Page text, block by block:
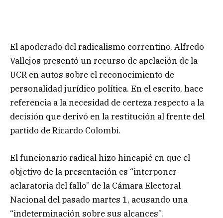
El apoderado del radicalismo correntino, Alfredo
Vallejos presentó un recurso de apelación de la
UCR en autos sobre el reconocimiento de
personalidad jurídico política. En el escrito, hace
referencia a la necesidad de certeza respecto a la
decisión que derivó en la restitución al frente del
partido de Ricardo Colombi.
El funcionario radical hizo hincapié en que el
objetivo de la presentación es “interponer
aclaratoria del fallo” de la Cámara Electoral
Nacional del pasado martes 1, acusando una
“indeterminación sobre sus alcances”.